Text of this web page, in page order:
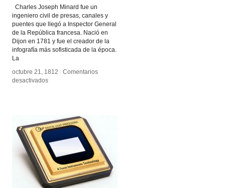
Charles Joseph Minard fue un
ingeniero civil de presas, canales y
puentes que llegó a Inspector General
de la República francesa. Nació en
Dijon en 1781 y fue el creador de la
infografía más sofisticada de la época.
La
octubre 21, 1812 / Comentarios
desactivadosen
octubre 21, 1812 / Comentarios
desactivadosen